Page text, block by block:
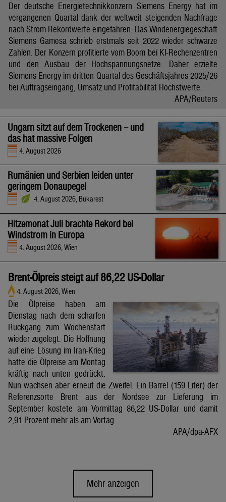
Der deutsche Energietechnikkonzern Siemens Energy hat im
vergangenen Quartal dank der weltweit steigenden Nachfrage
nach Strom Rekordwerte eingefahren. Das Windenergiegeschäft
Siemens Gamesa schrieb erstmals seit 2022 wieder schwarze
Zahlen. Der Konzern profitierte vom Boom bei KI-Rechenzentren
und den Ausbau der Hochspannungsnetze. Daher erzielte
Siemens Energy im dritten Quartal des Geschäftsjahres 2025/26
bei Auftragseingang, Umsatz und Profitabilität Höchstwerte.
APA/Reuters
Ungarn sitzt auf dem Trockenen – und
das hat massive Folgen
4. August 2026
Rumänien und Serbien leiden unter
geringem Donaupegel
4. August 2026, Bukarest
Hitzemonat Juli brachte Rekord bei
Windstrom in Europa
4. August 2026, Wien
Brent-Ölpreis steigt auf 86,22 US-Dollar
4. August 2026, Wien
Die Ölpreise haben am
Dienstag nach dem scharfen
Rückgang zum Wochenstart
wieder zugelegt. Die Hoffnung
auf eine Lösung im Iran-Krieg
hatte die Ölpreise am Montag
kräftig nach unten gedrückt.
Nun wachsen aber erneut die Zweifel. Ein Barrel (159 Liter) der
Referenzsorte Brent aus der Nordsee zur Lieferung im
September kostete am Vormittag 86,22 US-Dollar und damit
2,91 Prozent mehr als am Vortag.
APA/dpa-AFX
Mehr anzeigen